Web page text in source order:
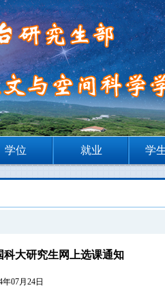
学位 就业 学
科大研究生网上选课通知
年07月24日